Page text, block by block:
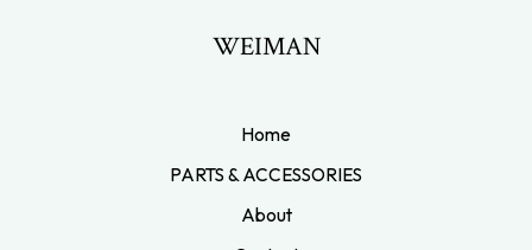
WEIMAN
Home
PARTS & ACCESSORIES
About